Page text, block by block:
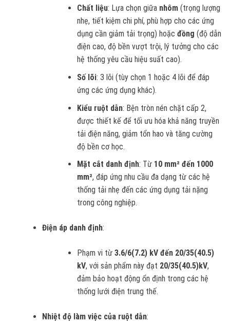
Chất liệu: Lựa chọn giữa nhôm (trọng lượng
nhẹ, tiết kiệm chi phí, phù hợp cho các ứng
dụng cần giảm tải trọng) hoặcđồng (độ dẫn
điện cao, độ bền vượt trội, lý tưởng cho các
hệ thống yêu cầu hiệu suất cao).
Số lõi: 3 lõi (tùy chọn 1 hoặc 4 lõi để đáp
ứng các ứng dụng khác).
Kiểu ruột dẫn: Bện tròn nén chặt cấp 2,
được thiết kế để tối ưu hóa khả năng truyền
tải điện năng, giảm tổn hao và tăng cường
độ bền cơ học.
Mặt cắt danh định: Từ 10 mm² đến 1000
mm², đáp ứng nhu cầu đa dạng từ các hệ
thống tải nhẹ đến các ứng dụng tải nặng
trong công nghiệp.
Điện áp danh định:
Phạm vi từ3.6/6(7.2) kV đến 20/35(40.5)
kV, với sản phẩm này đạt 20/35(40.5)kV,
đảm bảo hoạt động ổn định trong các hệ
thống lưới điện trung thế.
Nhiệt độ làm việc của ruột dẫn: